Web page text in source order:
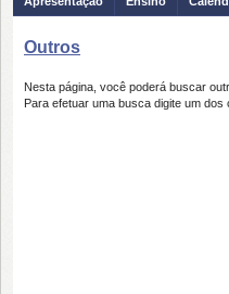
Outros
Nesta página, você poderá buscar
Para efetuar uma busca digite um